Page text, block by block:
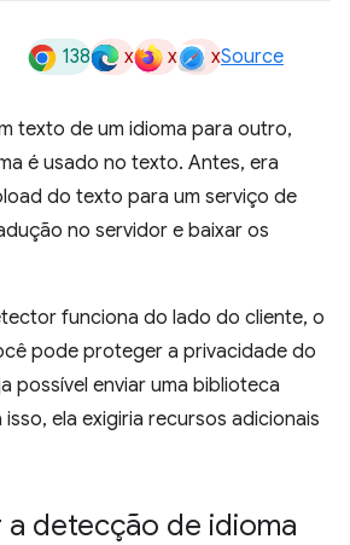
138 x x xSource
texto de um idioma para outro,
é usado no texto. Antes, era
do texto para um serviço de
no servidor e baixar os
funciona do lado do cliente, o
pode proteger a privacidade do
possível enviar uma biblioteca
ela exigiria recursos adicionais
a detecção de idioma